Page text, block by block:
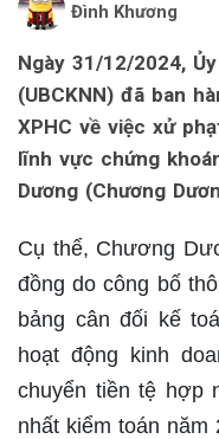
Đình Khương
Ngày 31/12/2024,
(UBCKNN) đã ban
XPHC về việc xử
lĩnh vực chứng
Dương (Chương
Cụ thể, Chương
đồng do công bố
bảng cân đối kế
hoạt động kinh
chuyển tiền tệ hợp
nhất kiểm toán